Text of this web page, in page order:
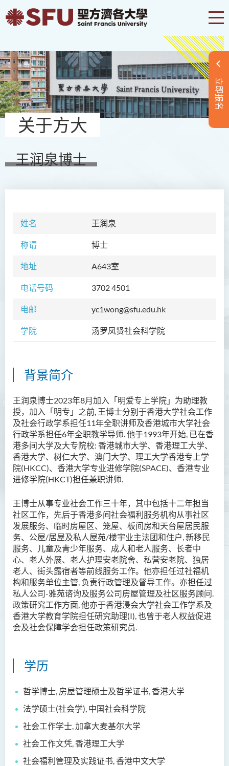
立即报名
关于方大
王润泉博士
姓名 王润泉
称谓 博士
地址 A643室
电话号码 3702 4501
电邮 yc1wong@sfu.edu.hk
学院 汤罗凤贤社会科学院
背景简介
王润泉博士2023年8月加入 「明爱专上学院 」 为助理教
授， 加入 「明专 」 之前, 王博士分别于香港大学社会工作
及社会行政学系担任11年全职讲师及香港城市大学社会
行政学系担任6年全职教学导师.他于1993年开始, 已在香
港多间大学及大专院校: 香港城市大学、 香港理工大学、
香港大学、 树仁大学、 澳门大学、 理工大学香港专上学
院(HKCC)、 香港大学专业进修学院(SPACE)、 香港专业
进修学院(HKCT)担任兼职讲师.
王博士从事专业社会工作三十年，其中包括十二年担当
社区工作，先后于香港多间社会福利服务机构从事社区
发展服务、 临时房屋区、笼屋、板间房和天台屋居民服
务、公屋/居屋及私人屋苑/楼宇业主法团和住户,新移民
服务、儿童及青少年服务、成人和老人服务、长者中
心、老人外展、老人护理安老院舍、私营安老院、独居
老人、街头露宿者等前线服务工作。他亦担任过社福机
构和服务单位主管, 负责行政管理及督导工作。亦担任过
私人公司-雅苑谘询及服务公司房屋管理及社区服务顾问.
政策研究工作方面,他亦于香港浸会大学社会工作学系及
香港大学教育学院担任研究助理(I),也曾于老人权益促进
会及社会保障学会担任政策研究员.
学历
哲学博士, 房屋管理硕士及哲学证书, 香港大学
法学硕士(社会学), 中国社会科学院
社会工作学士, 加拿大麦基尔大学
社会工作文凭, 香港理工大学
社会福利管理及实践证书, 香港中文大学